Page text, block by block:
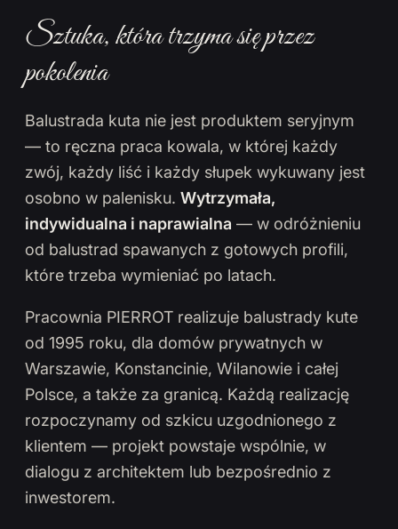
Sztuka, która trzyma się przez
pokolenia
Balustrada kuta nie jest produktem seryjnym
— to ręczna praca kowala, w której każdy
zwój, każdy liść i każdy słupek wykuwany jest
osobno w palenisku. Wytrzymała,
indywidualna i naprawialna — w odróżnieniu
od balustrad spawanych z gotowych profili,
które trzeba wymieniać po latach.
Pracownia PIERROT realizuje balustrady kute
od 1995 roku, dla domów prywatnych w
Warszawie, Konstancinie, Wilanowie i całej
Polsce, a także za granicą. Każdą realizację
rozpoczynamy od szkicu uzgodnionego z
klientem — projekt powstaje wspólnie, w
dialogu z architektem lub bezpośrednio z
inwestorem.